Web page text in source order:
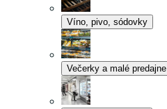
Víno, pivo, sódovky
Večerky a malé predajne